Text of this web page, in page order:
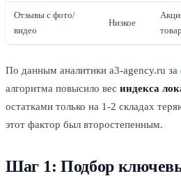
Отзывы с фото/
видео
Низкое
По данным аналитики a3-agency.ru за
алгоритма повысило вес индекса
остатками только на 1-2 складах
этот фактор был второстепенным.
Шаг 1: Подбор